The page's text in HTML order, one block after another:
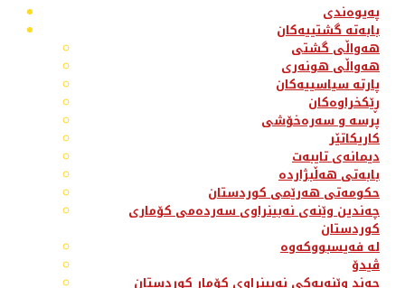
پەیوەندی
بابەتە گشتییەکان
هەواڵی گشتی
هەواڵی هونەری
پارتە سیاسییەکان
ڕێکخراوەکان
پرسە و سەرەخۆشی
کاریکاتێر
دیمانەی تایبەت
بابەتی هەڵبژاردە
حکومەتی هەرێمی کوردستان
چەندین وێنەی نەبینراوی سەردەمی کۆماری
کوردستان
لە فەیسبووکەوە
ڤیدۆ
چەند وێنەیەکی نەبینراوی کۆمار کوردستان